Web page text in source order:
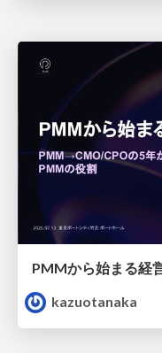
kazuotanaka